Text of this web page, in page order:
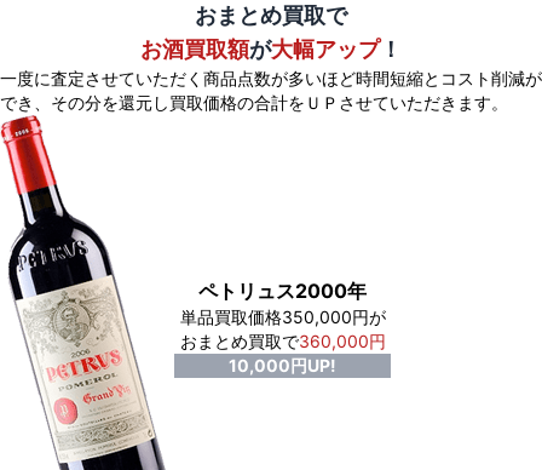
おまとめ買取で
お酒買取額が大幅アップ！
一度に査定させていただく商品点数が多いほど時間短縮とコスト削減が
でき、 その分を還元し買取価格の合計をＵＰさせていただきます。
ペトリュス2000年
単品買取価格350,000円が
おまとめ買取で360,000円
10,000円UP!